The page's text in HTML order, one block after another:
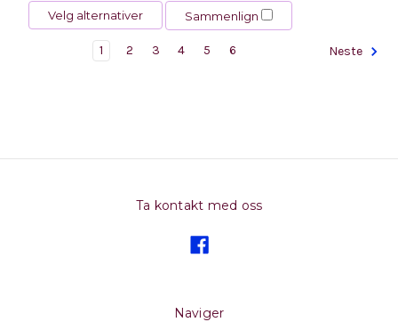
Velg alternativer Sammenlign
1 2 3 4 5 6 Neste
Ta kontakt med oss
Naviger